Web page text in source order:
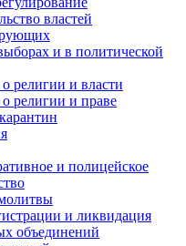
властей
и в политической
религии и власти
религии и праве
и полицейское
и ликвидация
объединений